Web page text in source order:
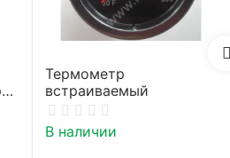
Термометр
встраиваемый
В наличии